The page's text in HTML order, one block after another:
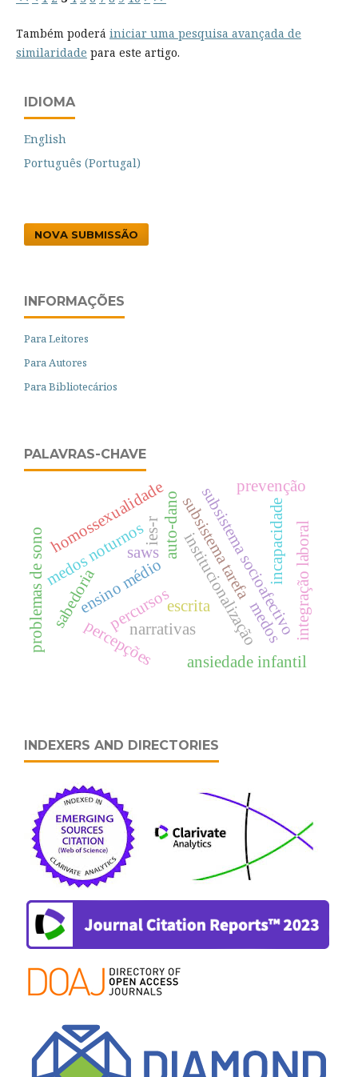
Também poderá iniciar uma pesquisa avançada de
similaridade para este artigo.
IDIOMA
English
Português (Portugal)
NOVA SUBMISSÃO
INFORMAÇÕES
Para Leitores
Para Autores
Para Bibliotecários
PALAVRAS-CHAVE
ensino médio
auto-dano
institucionalização
percursos
percepçõesnarrativas
subsistema tarefa
subsistema socioafectivo
sabedoria
saws integração laboral
incapacidade
ansiedade infantil
escrita medos
medos noturnos
problemas de sono
homossexualidade
ies-r
prevenção
INDEXERS AND DIRECTORIES